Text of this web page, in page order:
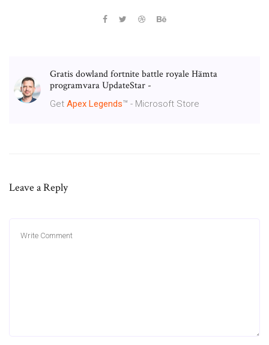
Gratis dowland fortnite battle royale Hämta
programvara UpdateStar -
Get Apex Legends™ - Microsoft Store
Leave a Reply